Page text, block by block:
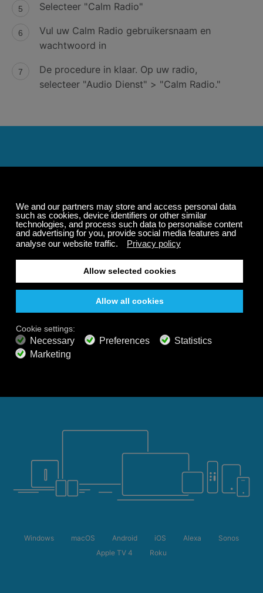
Selecteer "Calm Radio"
Vul uw Calm Radio gebruikersnaam en
wachtwoord in
De procedure in klaar. Op uw radio,
selecteer "Audio Dienst" > "Calm Radio."
apparaten, zelfs offline
zelfs offline. Met zorgvuldig samengestelde muziek,
natuurgeluiden en een ontspannen sfeer kun je je
gemakkelijk concentreren, ontspannen, mediteren of
in een diepe slaap vallen.
Windows macOS Android iOS Alexa
Sonos
Apple TV 4
Roku